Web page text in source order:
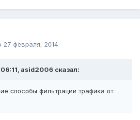
27 февраля, 2014
asid2006 сказал:
способы фильтрации трафика от